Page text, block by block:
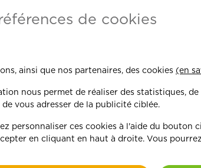
toujours
on y
de cookies
ainsi que nos partenaires, des cookies (en
nous permet de réaliser des statistiques,
de vous adresser de la publicité ciblée.
personnaliser ces cookies à l'aide du bouton
en cliquant en haut à droite. Vous